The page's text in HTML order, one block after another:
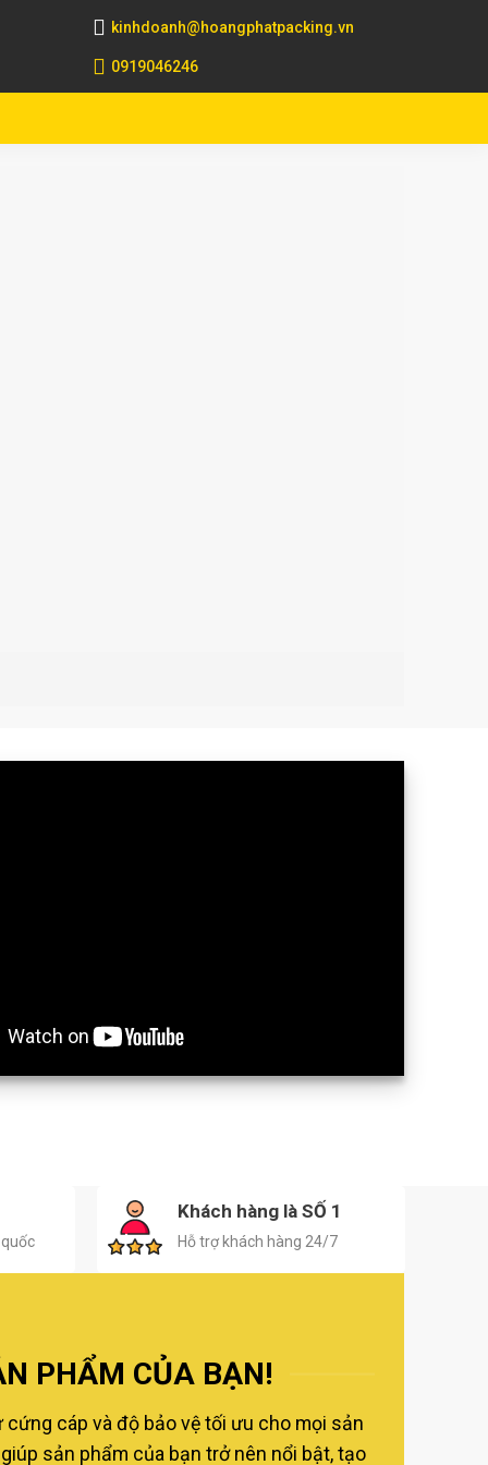
kinhdoanh@hoangphatpacking.vn
0919046246
Khách hàng là SỐ 1
Hỗ trợ khách hàng 24/7
PHẨM CỦA BẠN!
cáp và độ bảo vệ tối ưu cho mọi sản
sản phẩm của bạn trở nên nổi bật, tạo